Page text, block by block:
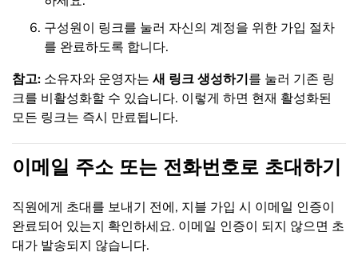
구성원이 링크를 눌러 자신의 계정을 위한 가입 절차
를 완료하도록 합니다.
참고: 소유자와 운영자는 새 링크 생성하기를 눌러 기존 링
크를 비활성화할 수 있습니다. 이렇게 하면 현재 활성화된
모든 링크는 즉시 만료됩니다.
이메일 주소 또는 전화번호로 초대하기
직원에게 초대를 보내기 전에, 지블 가입 시 이메일 인증이
완료되어 있는지 확인하세요. 이메일 인증이 되지 않으면 초
대가 발송되지 않습니다.